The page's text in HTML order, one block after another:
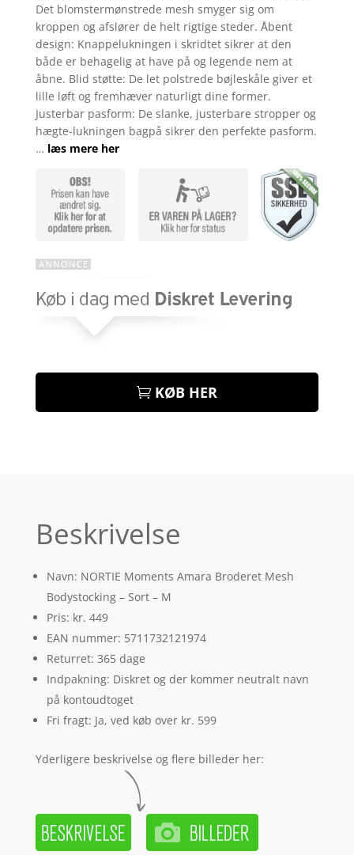
Det blomstermønstrede mesh smyger sig om
kroppen og afslører de helt rigtige steder. Åbent
design: Knappelukningen i skridtet sikrer at den
både er behagelig at have på og legende nem at
åbne. Blid støtte: De let polstrede bøjleskåle giver et
lille løft og fremhæver naturligt dine former.
Justerbar pasform: De slanke, justerbare stropper og
hægte-lukningen bagpå sikrer den perfekte pasform.
… læs mere her
KØB HER
Beskrivelse
Navn: NORTIE Moments Amara Broderet Mesh
Bodystocking – Sort – M
Pris: kr. 449
EAN nummer: 5711732121974
Returret: 365 dage
Indpakning: Diskret og der kommer neutralt navn
på kontoudtoget
Fri fragt: Ja, ved køb over kr. 599
Yderligere beskrivelse og flere billeder her: